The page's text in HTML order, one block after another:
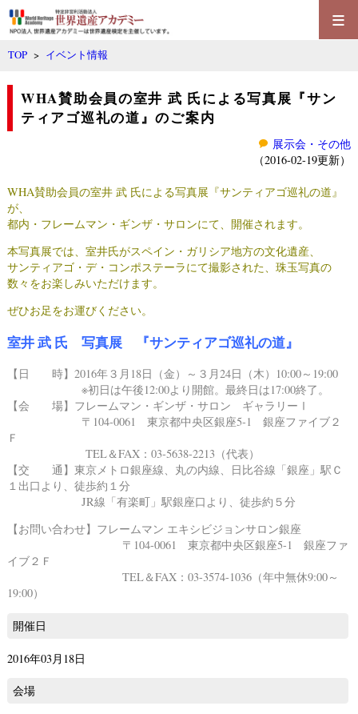
≡
TOP > イベント情報
WHA賛助会員の室井 武 氏による写真展『サン
ティアゴ巡礼の道』のご案内
展示会・その他
（2016-02-19更新）
WHA賛助会員の室井 武 氏による写真展『サンティアゴ巡礼の道』
が、
都内・ フレームマン・ギンザ・サロンにて、開催されます。
本写真展では、室井氏がスペイン・ガリシア地方の文化遺産、
サンティアゴ・デ・コンポステーラにて撮影された、 珠玉写真の
数々をお楽しみいただけます。
ぜひお足をお運びください。
室井 武 氏 写真展 『サンティアゴ巡礼の道』
【日 時】2016年３月18日（金）～３月24日（木）10:00～19:00
※初日は午後12:00より開館。最終日は17:00終了。
【会 場】 フレームマン・ギンザ・サロン ギャラリーⅠ
〒104-0061 東京都中央区銀座5-1 銀座ファイブ２
Ｆ
TEL＆FAX：03-5638-2213（代表）
【交 通】東京メトロ銀座線、丸の内線、日比谷線「銀座」駅Ｃ
１出口より、徒歩約１分
JR線「有楽町」駅銀座口より、徒歩約５分
【お問い合わせ】 フレームマン エキシビジョンサロン銀座
〒104-0061 東京都中央区銀座5-1 銀座ファ
イブ２Ｆ
TEL＆FAX：03-3574-1036（年中無休9:00～
19:00）
開催日
2016年03月18日
会場